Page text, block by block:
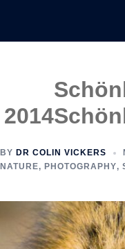
2014
BY DR COLIN VICKERS
NATURE, PHOTOGRAPHY,